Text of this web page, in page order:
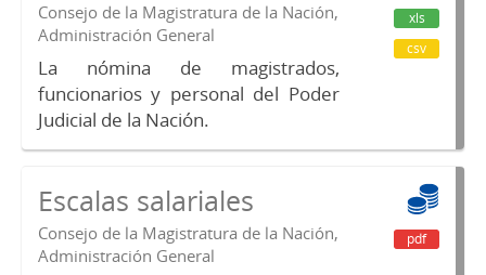
Consejo de la Magistratura de la Nación,
Administración General
La nómina de magistrados,
funcionarios y personal del Poder
Judicial de la Nación.
xls
csv
Escalas salariales
Consejo de la Magistratura de la Nación,
Administración General
pdf